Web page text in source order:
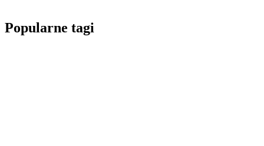
Popularne tagi